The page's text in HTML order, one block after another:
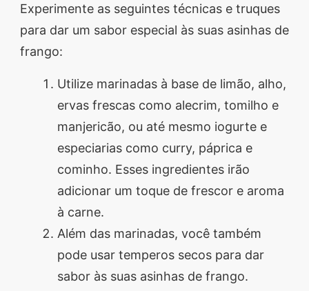
Experimente as seguintes técnicas e truques
para dar um sabor especial às suas asinhas de
frango:
Utilize marinadas à base de limão, alho,
ervas frescas como alecrim, tomilho e
manjericão, ou até mesmo iogurte e
especiarias como curry, páprica e
cominho. Esses ingredientes irão
adicionar um toque de frescor e aroma
à carne.
Além das marinadas, você também
pode usar temperos secos para dar
sabor às suas asinhas de frango.